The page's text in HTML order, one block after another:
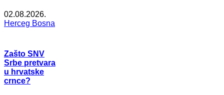
02.08.2026.
Herceg Bosna
Zašto SNV
Srbe pretvara
u hrvatske
crnce?